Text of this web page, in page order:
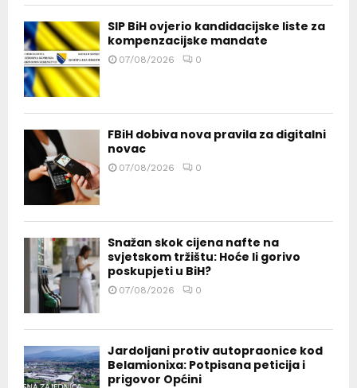
SIP BiH ovjerio kandidacijske liste za
kompenzacijske mandate
07/08/2026 0
FBiH dobiva nova pravila za digitalni
novac
07/08/2026 0
Snažan skok cijena nafte na
svjetskom tržištu: Hoće li gorivo
poskupjeti u BiH?
07/08/2026 0
Jardoljani protiv autopraonice kod
Belamionixa: Potpisana peticija i
prigovor Općini